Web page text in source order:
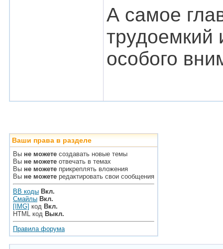
А самое
трудоемкий
особого
Ваши права в разделе
Вы не можете создавать новые темы
Вы не можете отвечать в темах
Вы не можете прикреплять вложения
Вы не можете редактировать свои сообщения
BB коды Вкл.
Смайлы Вкл.
[IMG] код Вкл.
HTML код Выкл.
Правила форума